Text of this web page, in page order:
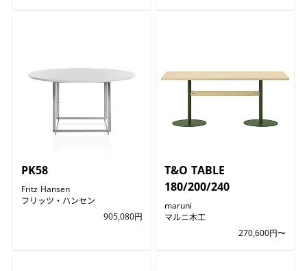
PK58
Fritz Hansen
フリッツ・ハンセン
905,080円
T&O TABLE
180/200/240
maruni
マルニ木工
270,600円〜